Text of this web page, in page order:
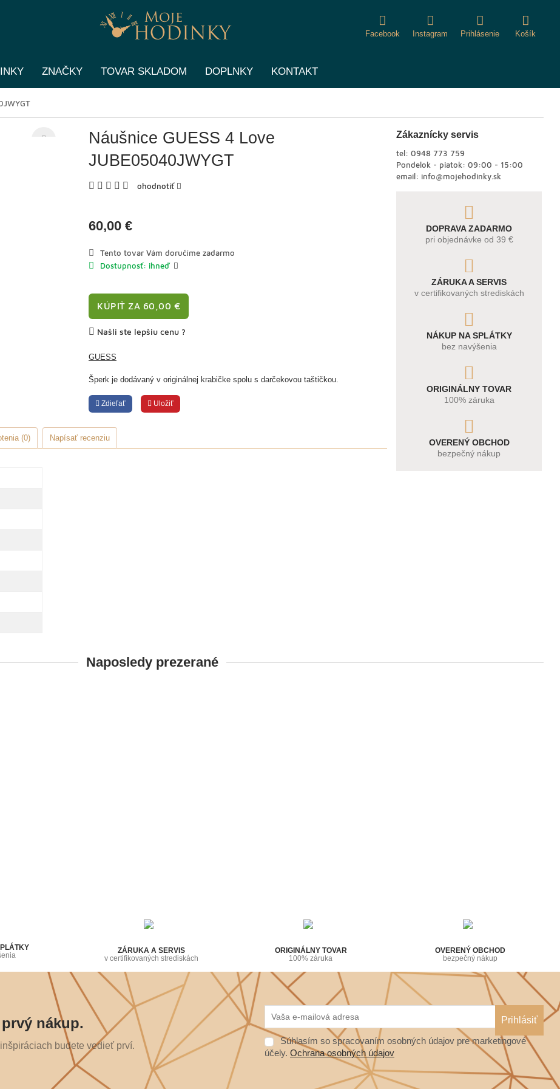
Facebook Instagram Prihlásenie Košík
ZNAČKY TOVAR SKLADOM DOPLNKY KONTAKT
Náušnice GUESS 4 Love
JUBE05040JWYGT
ohodnotiť
60,00 €
Tento tovar Vám doručíme zadarmo
Dostupnosť: ihneď
KÚPIŤ ZA 60,00 €
Našli ste lepšiu cenu ?
GUESS
Šperk je dodávaný v originálnej krabičke spolu s darčekovou taštičkou.
Zdieľať Uložiť
(0) Napísať recenziu
Zákaznícky servis
tel: 0948 773 759
Pondelok - piatok: 09:00 - 15:00
email: info@mojehodinky.sk
DOPRAVA ZADARMO
pri objednávke od 39 €
ZÁRUKA A SERVIS
v certifikovaných strediskách
NÁKUP NA SPLÁTKY
bez navýšenia
ORIGINÁLNY TOVAR
100% záruka
OVERENÝ OBCHOD
bezpečný nákup
Naposledy prezerané
ZÁRUKA A SERVIS
v certifikovaných strediskách
ORIGINÁLNY TOVAR
100% záruka
OVERENÝ OBCHOD
bezpečný nákup
nákup.
budete vedieť prví.
Súhlasím so spracovaním osobných údajov pre marketingové
účely. Ochrana osobných údajov